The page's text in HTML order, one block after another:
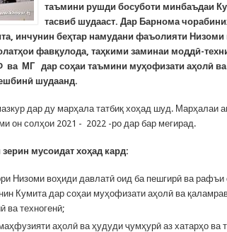
таъмини рушди босуботи минбаъдаи
тасвиб шудааст. Дар Барнома
инчунин беҳтар намудани фаъолияти Низоми
ҳои фавқулода ,таҳкими заминаи моддӣ-
ва МГ дар соҳаи таъмини муҳофизати аҳолӣ
ӣ шудаанд.
дар ду марҳала татбиқ хоҳад шуд. Марҳалаи
он солҳои 2021 - 2022 -ро дар бар мегирад.
зерин мусоидат хоҳад кард:
Низоми воҳиди давлатӣ оид ба пешгирӣ ва рафъи
Кумита дар соҳаи муҳофизати аҳолӣ ва
ва техногенӣ;
аҳолӣ ва ҳудуди ҷумҳурӣ аз хатарҳо ва